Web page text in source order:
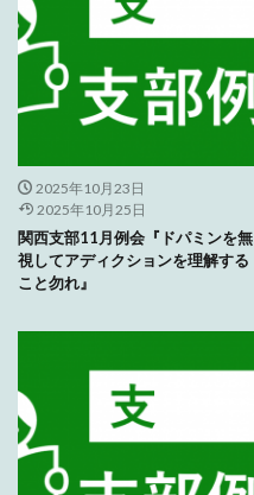
2025年10月23日
2025年10月25日
関西支部11月例会『ドパミンを無
視してアディクションを理解する
こと勿れ』